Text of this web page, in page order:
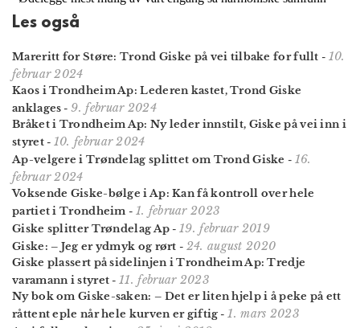
Les også
Mareritt for Støre: Trond Giske på vei tilbake for fullt - 10.
februar 2024
Kaos i Trondheim Ap: Lederen kastet, Trond Giske
anklages -9. februar 2024
Bråket i Trondheim Ap: Ny leder innstilt, Giske på vei inn i
styret- 10. februar 2024
Ap-velgere i Trøndelag splittet om Trond Giske - 16.
februar 2024
Voksende Giske-bølge i Ap: Kan få kontroll over hele
partiet i Trondheim - 1. februar 2023
Giske splitter Trøndelag Ap - 19. februar 2019
Giske: – Jeg er ydmyk og rørt - 24. august 2020
Giske plassert på sidelinjen i Trondheim Ap: Tredje
varamann i styret - 11. februar 2023
Ny bok om Giske-saken: – Det er liten hjelp i å peke på ett
råttent eple når hele kurven er giftig - 1. mars 2023